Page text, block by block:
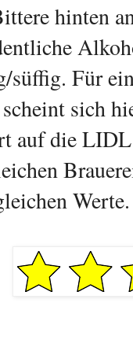
hinten
süffig. Für
sich
auf die